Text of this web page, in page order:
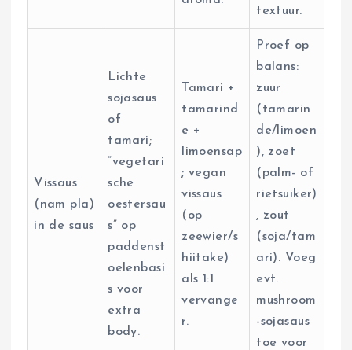
textuur.
Vissaus
(nam pla)
in de saus
Lichte
sojasaus
of
tamari;
“vegetari
sche
oestersau
s” op
paddenst
oelenbasi
s voor
extra
body.
Tamari +
tamarind
e +
limoensap
; vegan
vissaus
(op
zeewier/s
hiitake)
als 1:1
vervange
r.
Proef op
balans:
zuur
(tamarin
de/limoen
), zoet
(palm- of
rietsuiker)
, zout
(soja/tam
ari). Voeg
evt.
mushroom
-sojasaus
toe voor